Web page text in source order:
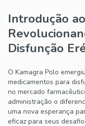
Introdução
Disfunção
O Kamagra Polo
medicamentos para
no mercado
administração o
uma nova esperança
eficaz para seus